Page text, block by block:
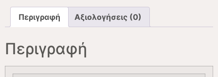
Περιγραφή Αξιολογήσεις (0)
Περιγραφή